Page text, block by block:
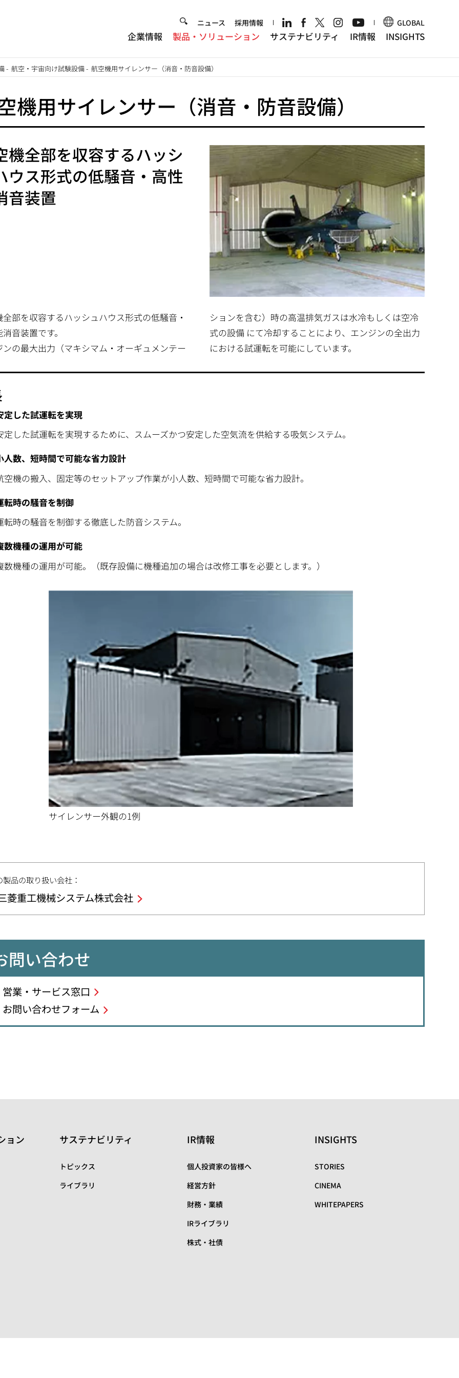
Header
ニュース 採用情報 GLOBAL
企業情報 製品・ソリューション サステナビリティ IR情報 INSIGHTS
-航空・宇宙向け試験設備-航空機用サイレンサー（消音・防音設備）
機用サイレンサー（消音・防音設備）
機全部を収容するハッシ
ウス形式の低騒音・高性
音装置
全部を収容するハッシュハウス形式の低騒音・
音装置です。
ンの最大出力（マキシマム・オーギュメンテー
ションを含む）時の高温排気ガスは水冷もしくは空冷
式の設備 にて冷却することにより、エンジンの全出力
における試運転を可能にしています。
定した試運転を実現
定した試運転を実現するために、スムーズかつ安定した空気流を供給する吸気システム。
人数、短時間で可能な省力設計
空機の搬入、固定等のセットアップ作業が小人数、短時間で可能な省力設計。
転時の騒音を制御
転時の騒音を制御する徹底した防音システム。
数機種の運用が可能
数機種の運用が可能。（既存設備に機種追加の場合は改修工事を必要とします。）
サイレンサー外観の1例
製品の取り扱い会社：
菱重工機械システム株式会社
問い合わせ
営業・サービス窓口
お問い合わせフォーム
ョン サステナビリティ
トピックス
ライブラリ
IR情報
個人投資家の皆様へ
経営方針
財務・業績
IRライブラリ
株式・社債
INSIGHTS
STORIES
CINEMA
WHITEPAPERS